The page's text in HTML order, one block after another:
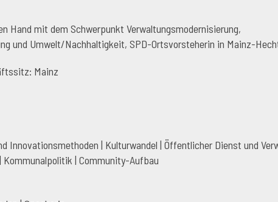
Hand mit dem Schwerpunkt Verwaltungsmodernisierung,
und Umwelt/Nachhaltigkeit, SPD-Ortsvorsteherin in Mainz-
Mainz
Innovationsmethoden | Kulturwandel | Öffentlicher Dienst und
| Community-Aufbau